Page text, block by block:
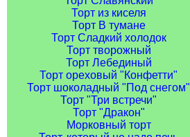
Торт из киселя
Торт В тумане
Торт Сладкий холодок
Торт творожный
Торт Лебединый
Торт ореховый "Конфетти"
Торт шоколадный "Под снегом"
Торт "Три встречи"
Торт "Дракон"
Морковный торт